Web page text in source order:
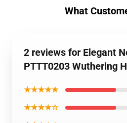
What
2 reviews for Elegant
PTTT0203 Wuthering
★★★★★
★★★★☆